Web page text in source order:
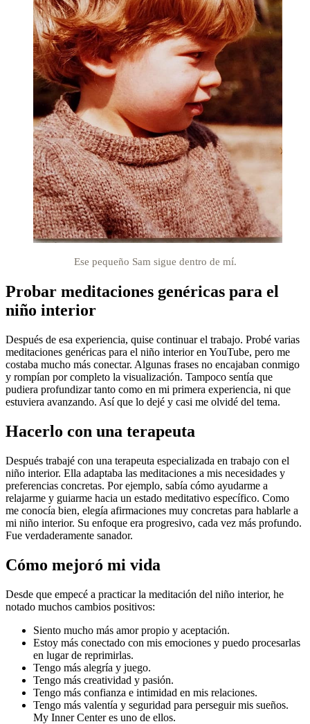
Ese pequeño Sam sigue dentro de mí.
Probar meditaciones genéricas para el
niño interior
Después de esa experiencia, quise continuar el trabajo. Probé varias
meditaciones genéricas para el niño interior en YouTube, pero me
costaba mucho más conectar. Algunas frases no encajaban conmigo
y rompían por completo la visualización. Tampoco sentía que
pudiera profundizar tanto como en mi primera experiencia, ni que
estuviera avanzando. Así que lo dejé y casi me olvidé del tema.
Hacerlo con una terapeuta
Después trabajé con una terapeuta especializada en trabajo con el
niño interior. Ella adaptaba las meditaciones a mis necesidades y
preferencias concretas. Por ejemplo, sabía cómo ayudarme a
relajarme y guiarme hacia un estado meditativo específico. Como
me conocía bien, elegía afirmaciones muy concretas para hablarle a
mi niño interior. Su enfoque era progresivo, cada vez más profundo.
Fue verdaderamente sanador.
Cómo mejoró mi vida
Desde que empecé a practicar la meditación del niño interior, he
notado muchos cambios positivos:
Siento mucho más amor propio y aceptación.
Estoy más conectado con mis emociones y puedo procesarlas
en lugar de reprimirlas.
Tengo más alegría y juego.
Tengo más creatividad y pasión.
Tengo más confianza e intimidad en mis relaciones.
Tengo más valentía y seguridad para perseguir mis sueños.
My Inner Center es uno de ellos.